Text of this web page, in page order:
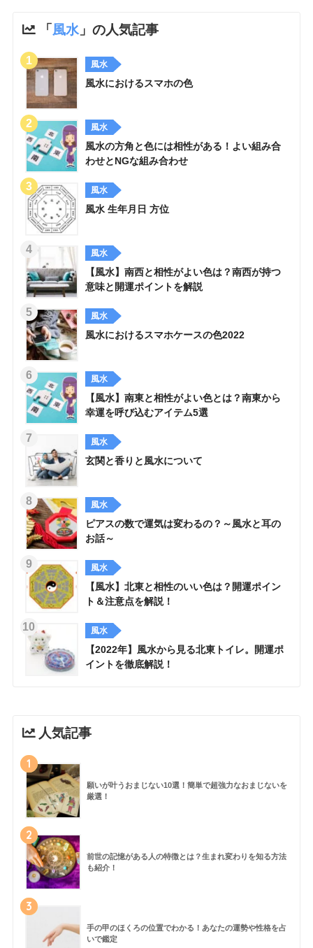
「風水」の人気記事
風水
風水におけるスマホの色
風水
風水の方角と色には相性がある！よい組み合
わせとNGな組み合わせ
風水
風水 生年月日 方位
風水
【風水】南西と相性がよい色は？南西が持つ
意味と開運ポイントを解説
風水
風水におけるスマホケースの色2022
風水
【風水】南東と相性がよい色とは？南東から
幸運を呼び込むアイテム5選
風水
玄関と香りと風水について
風水
ピアスの数で運気は変わるの？～風水と耳の
お話～
風水
【風水】北東と相性のいい色は？開運ポイン
ト＆注意点を解説！
風水
【2022年】風水から見る北東トイレ。開運ポ
イントを徹底解説！
人気記事
1
願いが叶うおまじない10選！簡単で超強力なおまじないを
厳選！
2
前世の記憶がある人の特徴とは？生まれ変わりを知る方法
も紹介！
3
手の甲のほくろの位置でわかる！あなたの運勢や性格を占
いで鑑定